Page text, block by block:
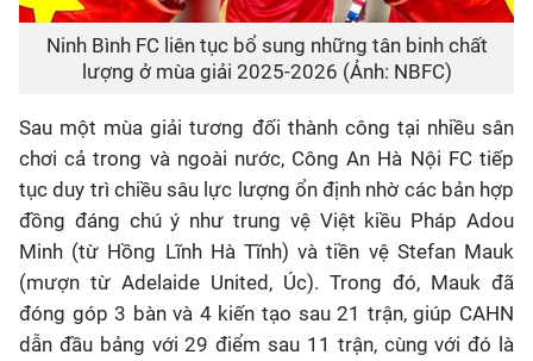
Ninh Bình FC liên tục bổ sung những tân binh chất
lượng ở mùa giải 2025-2026 (Ảnh: NBFC)
Sau một mùa giải tương đối thành công tại nhiều sân
chơi cả trong và ngoài nước, Công An Hà Nội FC tiếp
tục duy trì chiều sâu lực lượng ổn định nhờ các bản hợp
đồng đáng chú ý như trung vệ Việt kiều Pháp Adou
Minh (từ Hồng Lĩnh Hà Tĩnh) và tiền vệ Stefan Mauk
(mượn từ Adelaide United, Úc). Trong đó, Mauk đã
đóng góp 3 bàn và 4 kiến tạo sau 21 trận, giúp CAHN
dẫn đầu bảng với 29 điểm sau 11 trận, cùng với đó là